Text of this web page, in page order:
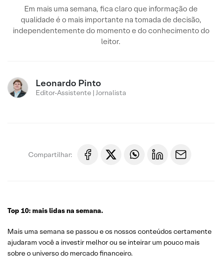
Em mais uma semana, fica claro que informação de
qualidade é o mais importante na tomada de decisão,
independentemente do momento e do conhecimento do
leitor.
Leonardo Pinto
Editor-Assistente | Jornalista
Compartilhar:
Top 10: mais lidas na semana.
Mais uma semana se passou e os nossos conteúdos certamente
ajudaram você a investir melhor ou se inteirar um pouco mais
sobre o universo do mercado financeiro.